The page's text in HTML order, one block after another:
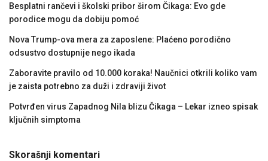
Besplatni rančevi i školski pribor širom Čikaga: Evo gde
porodice mogu da dobiju pomoć
Nova Trump-ova mera za zaposlene: Plaćeno porodično
odsustvo dostupnije nego ikada
Zaboravite pravilo od 10.000 koraka! Naučnici otkrili koliko vam
je zaista potrebno za duži i zdraviji život
Potvrđen virus Zapadnog Nila blizu Čikaga – Lekar izneo spisak
ključnih simptoma
Skorašnji komentari